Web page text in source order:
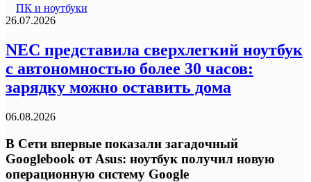
ПК и ноутбуки
26.07.2026
NEC представила сверхлегкий ноутбук
с автономностью более 30 часов:
зарядку можно оставить дома
06.08.2026
В Сети впервые показали загадочный
Googlebook от Asus: ноутбук получил новую
операционную систему Google